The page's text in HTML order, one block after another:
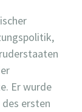
Er wurde
ersten